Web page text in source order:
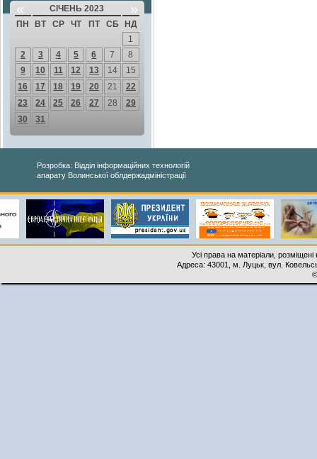
« СІЧЕНЬ 2023 »
ПН ВТ СР ЧТ ПТ СБ
НД
1
2
3 4 5 6 7
8
9
10 11 12 13 14
15
16
17 18 19 20 21
22
23
24 25 26 27 28
29
30
31
Розробка: Відділ інформаційних технологій
апарату Волинської облдержадміністрації
Усі права на матеріали,
Адреса: 43001, м. Луцьк, вул.